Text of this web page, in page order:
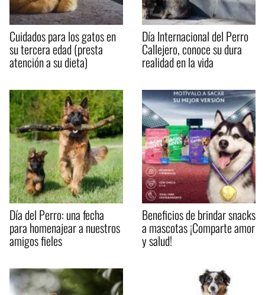
Cuidados para los gatos en
su tercera edad (presta
atención a su dieta)
Día Internacional del Perro
Callejero, conoce su dura
realidad en la vida
Día del Perro: una fecha
para homenajear a nuestros
amigos fieles
Beneficios de brindar snacks
a mascotas ¡Comparte amor
y salud!